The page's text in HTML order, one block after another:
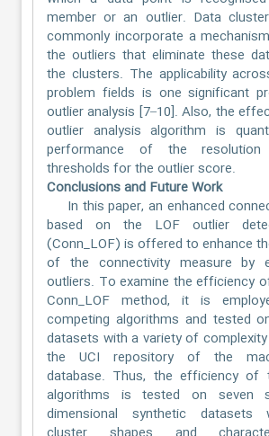
member or an outlier. Data
commonly incorporate a
the outliers that eliminate these
the clusters. The applicability
problem fields is one significant
outlier analysis [7–10]. Also, the
outlier analysis algorithm is
performance of the
thresholds for the outlier score.
Conclusions and Future Work
In this paper, an enhanced
based on the LOF outlier
(Conn_LOF) is offered to enhance
of the connectivity measure by
outliers. To examine the efficiency
Conn_LOF method, it is
competing algorithms and tested
datasets with a variety of
the UCI repository of the
database. Thus, the efficiency of
algorithms is tested on seven
dimensional synthetic datasets